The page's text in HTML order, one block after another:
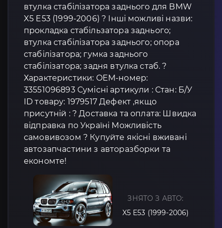
втулка стабілізатора заднього для BMW
X5 E53 (1999-2006) ? Інші можливі назви:
прокладка стабільзатора заднього;
втулка стабілізатора заднього; опора
стабілізатора; гумка заднього
стабілізатора; задня втулка стаб. ?
Характеристики: OEM-номер:
33551096893 Сумісні артикули : Стан: Б/У
ID товару: 1979517 Дефект ,якщо
присутній : ? Доставка та оплата: Швидка
відправка по Україні Можливість
самовивозом ? Купуйте якісні вживані
автозапчастини з авторазборки та
економте!
ЗНЯТО З АВТО:
X5 E53 (1999-2006)